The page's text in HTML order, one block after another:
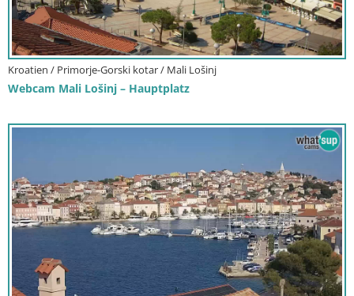
Kroatien / Primorje-Gorski kotar / Mali Lošinj
Webcam Mali Lošinj – Hauptplatz